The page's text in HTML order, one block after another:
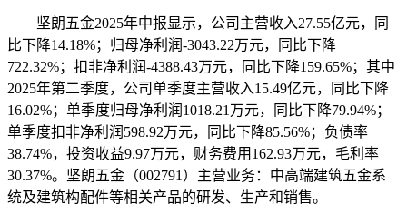
坚朗五金2025年中报显示，公司主营收入27.55亿元，同
比下降14.18%；归母净利润-3043.22万元，同比下降
722.32%；扣非净利润-4388.43万元，同比下降159.65%；其中
2025年第二季度，公司单季度主营收入15.49亿元，同比下降
16.02%；单季度归母净利润1018.21万元，同比下降79.94%；
单季度扣非净利润598.92万元，同比下降85.56%；负债率
38.74%，投资收益9.97万元，财务费用162.93万元，毛利率
30.37%。坚朗五金（002791）主营业务：中高端建筑五金系
统及建筑构配件等相关产品的研发、生产和销售。